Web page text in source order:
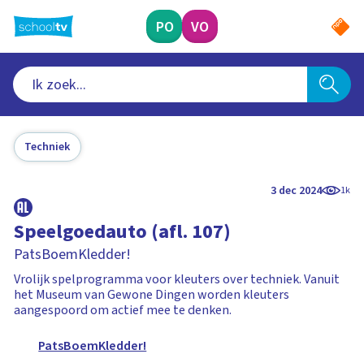
naar
hoofdinhoud
PO VO
Techniek
3 dec 2024 1k
Speelgoedauto (afl. 107)
PatsBoemKledder!
Vrolijk spelprogramma voor kleuters over techniek. Vanuit
het Museum van Gewone Dingen worden kleuters
aangespoord om actief mee te denken.
PatsBoemKledder!